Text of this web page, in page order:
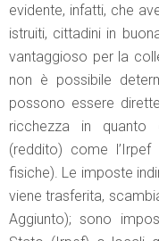
evidente, infatti, che
istruiti, cittadini in
vantaggioso per la
non è possibile
possono essere
ricchezza in
(reddito) come
fisiche). Le imposte
viene trasferita,
Aggiunto); sono